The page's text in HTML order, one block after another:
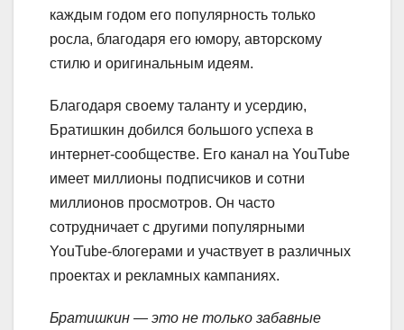
каждым годом его популярность только
росла, благодаря его юмору, авторскому
стилю и оригинальным идеям.
Благодаря своему таланту и усердию,
Братишкин добился большого успеха в
интернет-сообществе. Его канал на YouTube
имеет миллионы подписчиков и сотни
миллионов просмотров. Он часто
сотрудничает с другими популярными
YouTube-блогерами и участвует в различных
проектах и рекламных кампаниях.
Братишкин — это не только забавные